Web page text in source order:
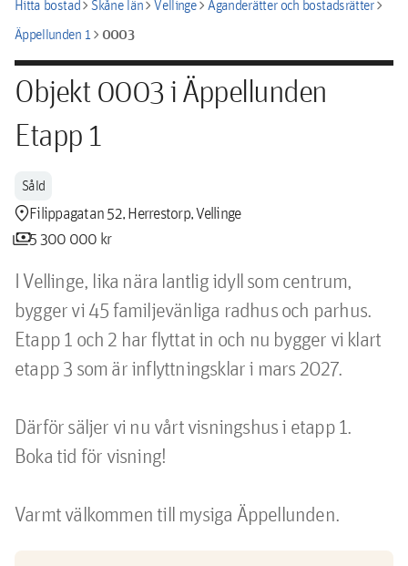
Hitta bostadchevron_rightSkåne länchevron_rightVellingechevron_rightÄganderätter och bostadsrätterchevron_right
Äppellunden 1chevron_right0003
Objekt 0003 i Äppellunden
Etapp 1
Såld
location_pinFilippagatan 52, Herrestorp, Vellinge
payments5 300 000 kr
I Vellinge, lika nära lantlig idyll som centrum,
bygger vi 45 familjevänliga radhus och parhus.
Etapp 1 och 2 har flyttat in och nu bygger vi klart
etapp 3 som är inflyttningsklar i mars 2027.
Därför säljer vi nu vårt visningshus i etapp 1.
Boka tid för visning!